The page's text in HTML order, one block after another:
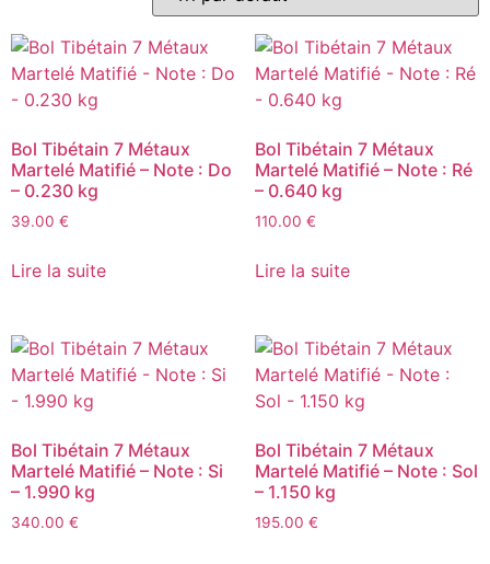
Bol Tibétain 7 Métaux
Martelé Matifié – Note : Do
– 0.230 kg
39.00 €
Lire la suite
Bol Tibétain 7 Métaux
Martelé Matifié – Note : Ré
– 0.640 kg
110.00 €
Lire la suite
Bol Tibétain 7 Métaux
Martelé Matifié – Note : Si
– 1.990 kg
340.00 €
Bol Tibétain 7 Métaux
Martelé Matifié – Note : Sol
– 1.150 kg
195.00 €